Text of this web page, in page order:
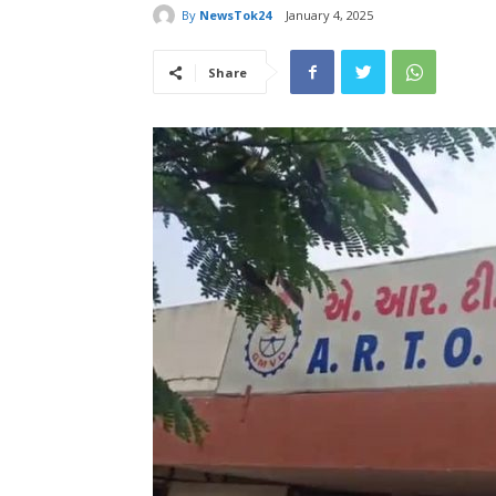
By NewsTok24 January 4, 2025
Share